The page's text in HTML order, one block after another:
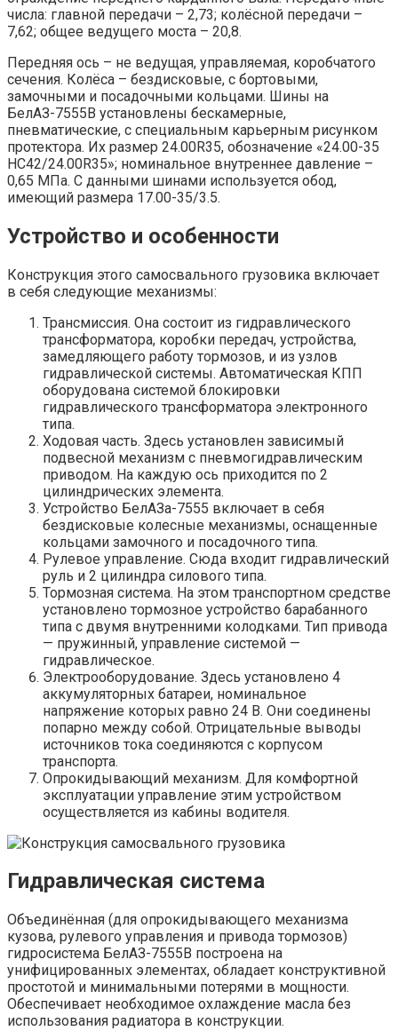
числа: главной передачи – 2,73; колёсной передачи –
7,62; общее ведущего моста – 20,8.
Передняя ось – не ведущая, управляемая, коробчатого
сечения. Колёса – бездисковые, с бортовыми,
замочными и посадочными кольцами. Шины на
БелАЗ-7555В установлены бескамерные,
пневматические, с специальным карьерным рисунком
протектора. Их размер 24.00R35, обозначение «24.00-35
HC42/24.00R35»; номинальное внутреннее давление –
0,65 МПа. С данными шинами используется обод,
имеющий размера 17.00-35/3.5.
Устройство и особенности
Конструкция этого самосвального грузовика включает
в себя следующие механизмы:
Трансмиссия. Она состоит из гидравлического
трансформатора, коробки передач, устройства,
замедляющего работу тормозов, и из узлов
гидравлической системы. Автоматическая КПП
оборудована системой блокировки
гидравлического трансформатора электронного
типа.
Ходовая часть. Здесь установлен зависимый
подвесной механизм с пневмогидравлическим
приводом. На каждую ось приходится по 2
цилиндрических элемента.
Устройство БелАЗа-7555 включает в себя
бездисковые колесные механизмы, оснащенные
кольцами замочного и посадочного типа.
Рулевое управление. Сюда входит гидравлический
руль и 2 цилиндра силового типа.
Тормозная система. На этом транспортном средстве
установлено тормозное устройство барабанного
типа с двумя внутренними колодками. Тип привода
— пружинный, управление системой —
гидравлическое.
Электрооборудование. Здесь установлено 4
аккумуляторных батареи, номинальное
напряжение которых равно 24 В. Они соединены
попарно между собой. Отрицательные выводы
источников тока соединяются с корпусом
транспорта.
Опрокидывающий механизм. Для комфортной
эксплуатации управление этим устройством
осуществляется из кабины водителя.
Гидравлическая система
Объединённая (для опрокидывающего механизма
кузова, рулевого управления и привода тормозов)
гидросистема БелАЗ-7555В построена на
унифицированных элементах, обладает конструктивной
простотой и минимальными потерями в мощности.
Обеспечивает необходимое охлаждение масла без
использования радиатора в конструкции.